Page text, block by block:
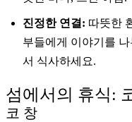
진정한 연결: 따뜻한
부들에게 이야기를
서 식사하세요.
섬에서의 휴식:
코 창